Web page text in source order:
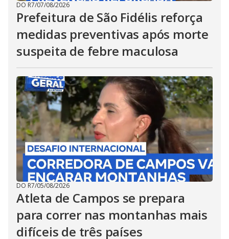
DO R7/07/08/2026
Prefeitura de São Fidélis reforça
medidas preventivas após morte
suspeita de febre maculosa
DO R7/05/08/2026
Atleta de Campos se prepara
para correr nas montanhas mais
difíceis de três países